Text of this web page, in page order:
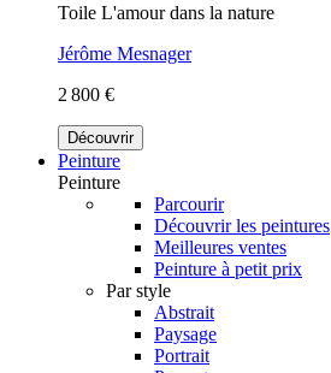
Toile L'amour dans la nature
Jérôme Mesnager
2 800 €
Découvrir
Peinture
Peinture
Parcourir
Découvrir les peintures
Meilleures ventes
Peinture à petit prix
Par style
Abstrait
Paysage
Portrait